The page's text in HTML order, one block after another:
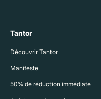
Tantor
Découvrir Tantor
Manifeste
50% de réduction immédiate